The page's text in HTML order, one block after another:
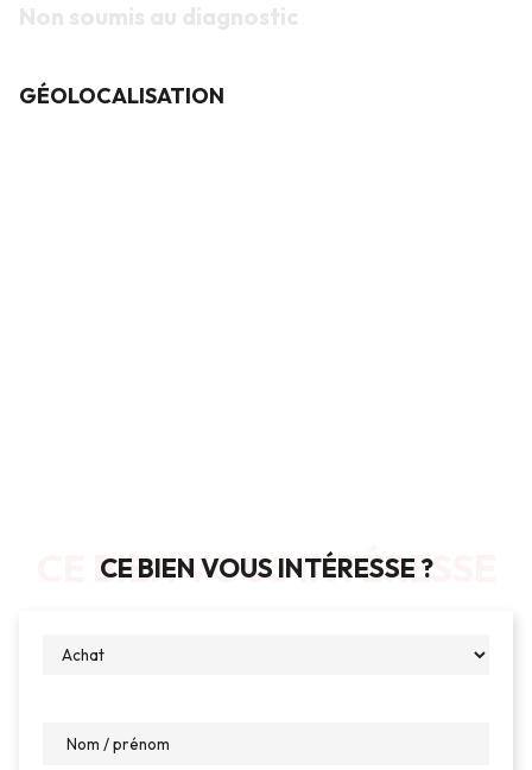
Non soumis au diagnostic
GÉOLOCALISATION
CE BIEN VOUS INTÉRESSE ?
CE BIEN VOUS INTÉRESSE